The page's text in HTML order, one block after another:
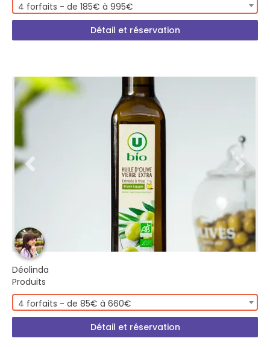
4 forfaits - de 185€ à 995€
Détail et réservation
Déolinda
Produits
4 forfaits - de 85€ à 660€
Détail et réservation